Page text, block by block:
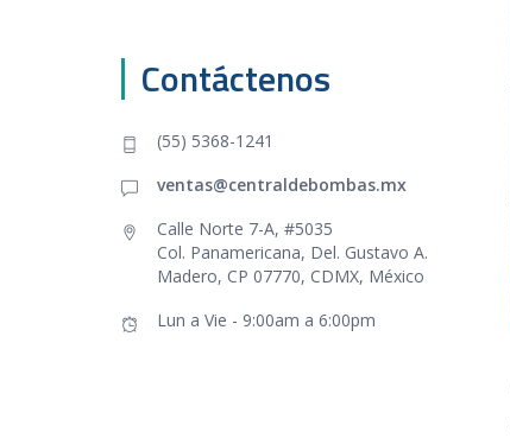
Contáctenos
(55) 5368-1241
ventas@centraldebombas.mx
Calle Norte 7-A, #5035
Col. Panamericana, Del. Gustavo A.
Madero, CP 07770, CDMX, México
Lun a Vie - 9:00am a 6:00pm